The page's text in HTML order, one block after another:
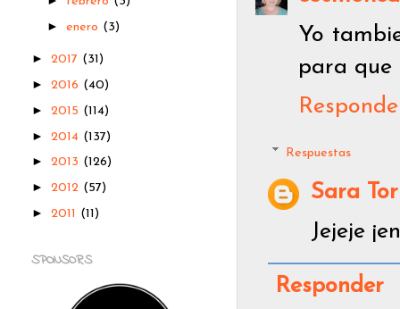
Yo
para que
Respuestas
Sara
Jejeje
Responder
►enero (3)
► 2017 (31)
► 2016 (40)
► 2015 (114)
► 2014 (137)
► 2013 (126)
► 2012 (57)
► 2011 (11)
SPONSORS